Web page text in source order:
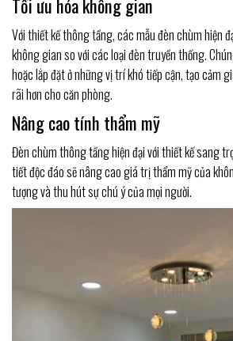
Với thiết kế thông tầng, các mẫu đèn chùm hiện
không gian so với các loại đèn truyền thống.
hoặc lắp đặt ở những vị trí khó tiếp cận, tạo cảm
rãi hơn cho căn phòng.
Nâng cao tính thẩm mỹ
Đèn chùm thông tầng hiện đại với thiết kế sang
tiết độc đáo sẽ nâng cao giá trị thẩm mỹ của
tượng và thu hút sự chú ý của mọi người.